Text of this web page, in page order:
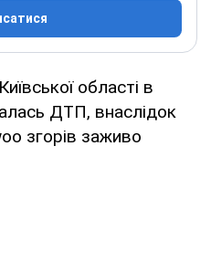
області в
ДТП, внаслідок
згорів заживо